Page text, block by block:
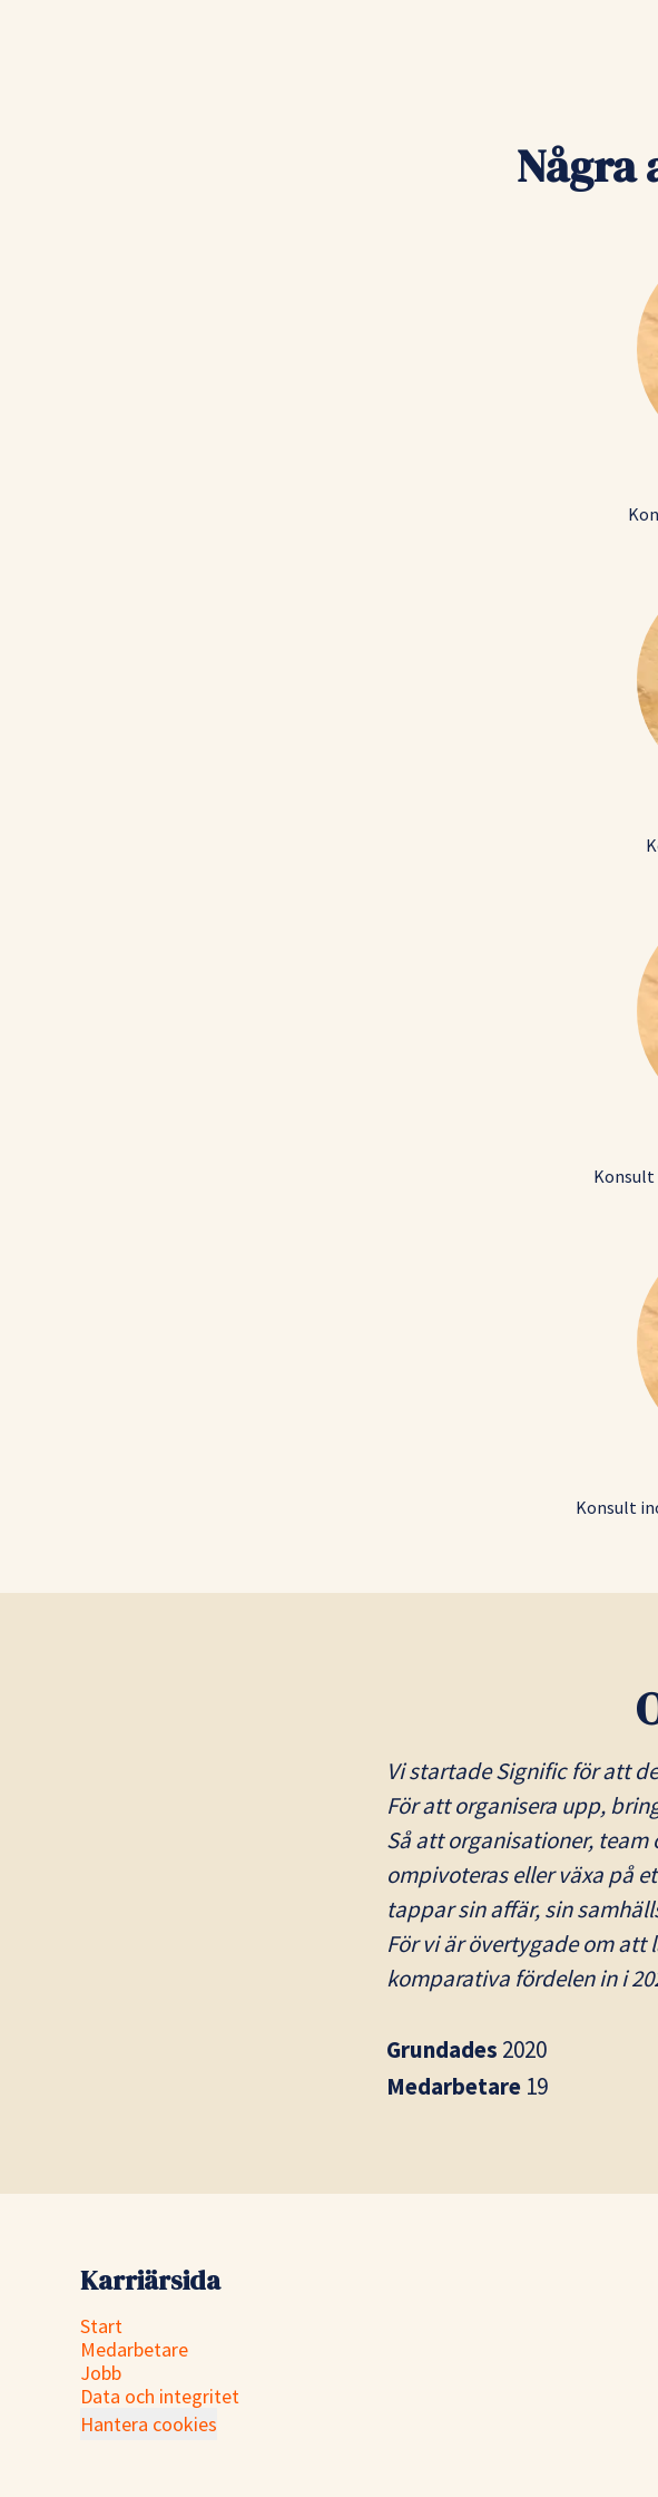
Några
Konsult
Konsult
Vi startade Signific för att
För att organisera upp,
Så att organisationer,
ompivoteras eller växa på
tappar sin affär, sin
För vi är övertygade om
komparativa fördelen in i
Grundades 2020
Medarbetare 19
Karriärsida
Start
Medarbetare
Jobb
Data och integritet
Hantera cookies